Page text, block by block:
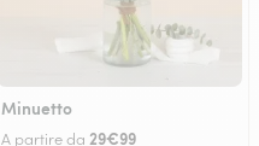
Minuetto
A partire da 29€99